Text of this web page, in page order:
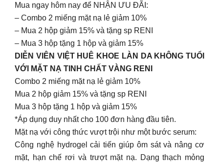
Mua ngay hôm nay để NHẬN ƯU ĐÃI:
– Combo 2 miếng mặt nạ lẻ giảm 10%
– Mua 2 hộp giảm 15% và tặng sp RENI
– Mua 3 hộp tặng 1 hộp và giảm 15%
DIỄN VIÊN VIỆT HUÊ KHOE LÀN DA KHÔNG TUỔI
VỚI MẶT NẠ TINH CHẤT VÀNG RENI
Combo 2 miếng mặt nạ lẻ giảm 10%
Mua 2 hộp giảm 15% và tặng sp RENI
Mua 3 hộp tặng 1 hộp và giảm 15%
*Áp dụng duy nhất cho 100 đơn hàng đầu tiên.
Mặt nạ với công thức vượt trội như một bước serum:
Công nghệ hydrogel cải tiến giúp ôm sát và nâng cơ
mặt, hạn chế rơi và trượt mặt nạ. Dạng thạch mỏng